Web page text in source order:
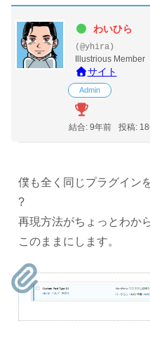
わいひら
(@yhira)
Illustrious Member
サイト
Admin
結合: 9年前 投稿:
僕も全く同じプラグイン
?
再現方法がちょっとわか
このままにします。